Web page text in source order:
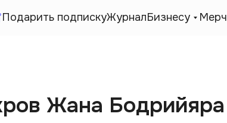
Подарить подпискуЖурналБизнесу Мерч
Жана Бодрийяра